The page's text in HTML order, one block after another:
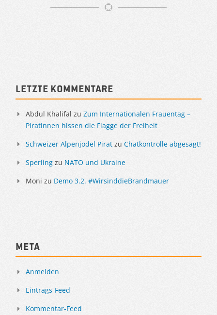
Sidebar
Letzte Kommentare
Abdul Khalifal zu Zum Internationalen Frauentag –
Piratinnen hissen die Flagge der Freiheit
Schweizer Alpenjodel Pirat zu Chatkontrolle abgesagt!
Sperling zu NATO und Ukraine
Moni zu Demo 3.2. #WirsinddieBrandmauer
Meta
Anmelden
Eintrags-Feed
Kommentar-Feed